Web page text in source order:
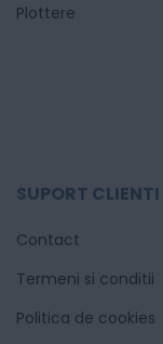
Plottere
SUPORT CLIENTI
Contact
Termeni si conditii
Politica de cookies